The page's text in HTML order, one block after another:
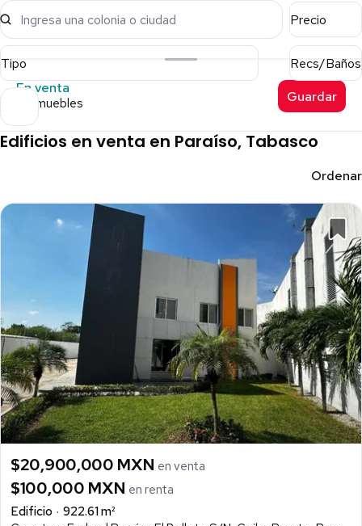
Ingresa una colonia o ciudad Precio
Tipo
Recs/Baños
En venta
4 inmuebles Guardar
Edificios en venta en Paraíso, Tabasco
Ordenar
$20,900,000 MXN en venta
$100,000 MXN en renta
Edificio
922.61 m²